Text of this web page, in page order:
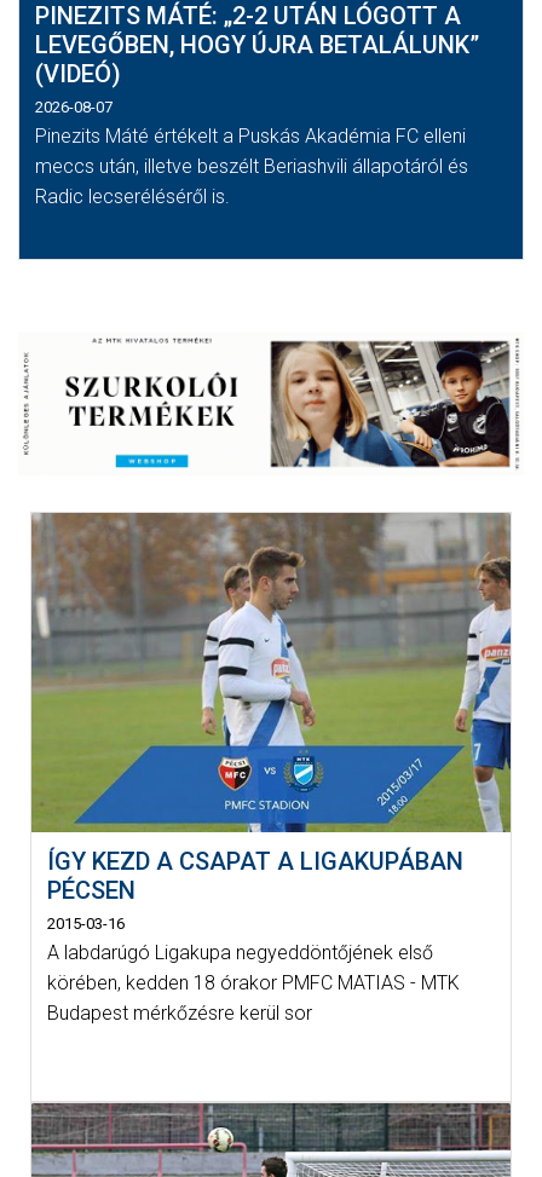
PINEZITS MÁTÉ: „2-2 UTÁN LÓGOTT A
LEVEGŐBEN, HOGY ÚJRA BETALÁLUNK”
(VIDEÓ)
2026-08-07
Pinezits Máté értékelt a Puskás Akadémia FC elleni
meccs után, illetve beszélt Beriashvili állapotáról és
Radic lecseréléséről is.
ÍGY KEZD A CSAPAT A LIGAKUPÁBAN
PÉCSEN
2015-03-16
A labdarúgó Ligakupa negyeddöntőjének első
körében, kedden 18 órakor PMFC MATIAS - MTK
Budapest mérkőzésre kerül sor